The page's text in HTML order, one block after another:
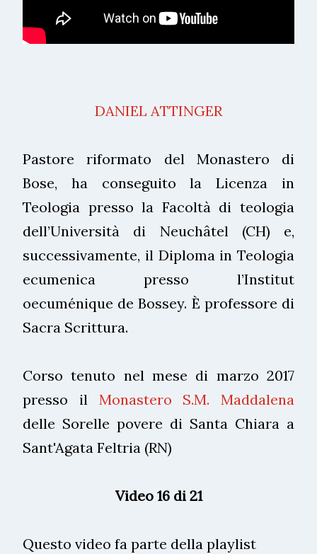
DANIEL ATTINGER
Pastore riformato del Monastero di
Bose, ha conseguito la Licenza in
Teologia presso la Facoltà di teologia
dell’Università di Neuchâtel (CH) e,
successivamente, il Diploma in Teologia
ecumenica presso l’Institut
oecuménique de Bossey. È professore di
Sacra Scrittura.
Corso tenuto nel mese di marzo 2017
presso il Monastero S.M. Maddalena
delle Sorelle povere di Santa Chiara a
Sant'Agata Feltria (RN)
Video 16 di 21
Questo video fa parte della playlist